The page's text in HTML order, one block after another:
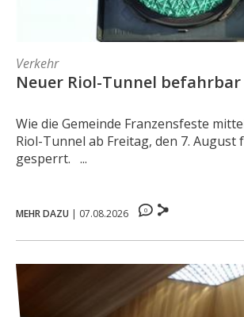
Verkehr
Neuer Riol-Tunnel befahrbar
Wie die Gemeinde Franzensfeste
Riol-Tunnel ab Freitag, den 7. August
gesperrt. ...
MEHR DAZU | 07.08.2026 0